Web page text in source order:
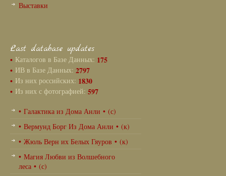
Выставки
Last database updates
• Каталогов в Базе Данных: 175
• ИВ в Базе Данных: 2797
• Из них российских: 1830
• Из них с фотографией: 597
• Галактика из Дома Анли • (с)
• Вермунд Борг Из Дома Анли • (к)
• Жюль Верн их Белых Гяуров • (к)
• Магия Любви из Волшебного
леса • (с)